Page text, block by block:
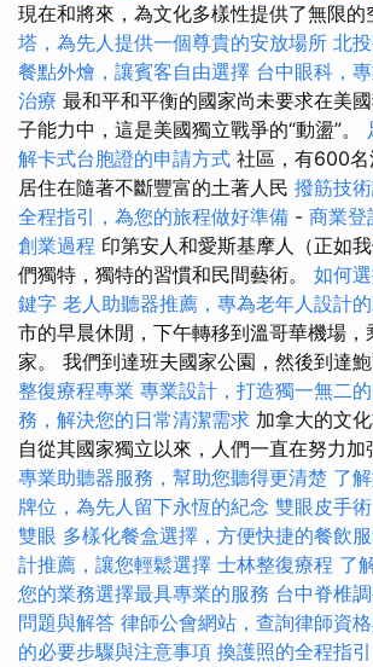
現在和將來，為文化多樣性提供了無限的
塔，為先人提供一個尊貴的安放場所 北
餐點外燴，讓賓客自由選擇 台中眼科，
治療 最和平和平衡的國家尚未要求在美
子能力中，這是美國獨立戰爭的“動盪”。
解卡式台胞證的申請方式 社區，有600
居住在隨著不斷豐富的土著人民 撥筋技
全程指引，為您的旅程做好準備 - 商業登
創業過程 印第安人和愛斯基摩人（正如
們獨特，獨特的習慣和民間藝術。 如何
鍵字 老人助聽器推薦，專為老年人設計
市的早晨休閒，下午轉移到溫哥華機場，
家。 我們到達班夫國家公園，然後到達鮑
整復療程專業 專業設計，打造獨一無二
務，解決您的日常清潔需求 加拿大的文
自從其國家獨立以來，人們一直在努力加
專業助聽器服務，幫助您聽得更清楚 了
牌位，為先人留下永恆的紀念 雙眼皮手
雙眼 多樣化餐盒選擇，方便快捷的餐飲
計推薦，讓您輕鬆選擇 士林整復療程 了
您的業務選擇最具專業的服務 台中脊椎
問題與解答 律師公會網站，查詢律師資
的必要步驟與注意事項 換護照的全程指